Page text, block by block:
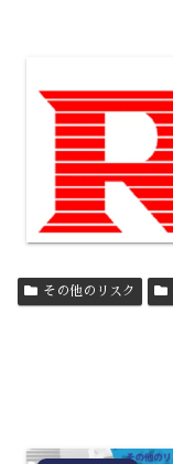
その他のリスク